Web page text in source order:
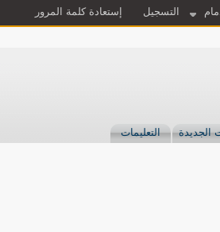
التسجيل إستعادة كلمة المرور
الجديدة التعليمات